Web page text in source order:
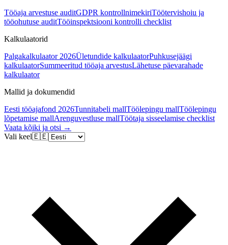
Tööaja arvestuse auditGDPR kontrollnimekiriTöötervishoiu ja
tööohutuse auditTööinspektsiooni kontrolli checklist
Kalkulaatorid
Palgakalkulaator 2026Ületundide kalkulaatorPuhkusejäägi
kalkulaatorSummeeritud tööaja arvestusLähetuse päevarahade
kalkulaator
Mallid ja dokumendid
Eesti tööajafond 2026Tunnitabeli mallTöölepingu mallTöölepingu
lõpetamise mallArenguvestluse mallTöötaja sisseelamise checklist
Vaata kõiki ja otsi →
Vali keel🇪🇪